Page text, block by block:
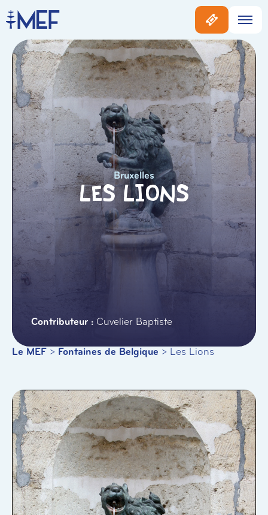
Bruxelles
Les Lions
Cuvelier Baptiste
Le MEF > Fontaines de Belgique > Les Lions